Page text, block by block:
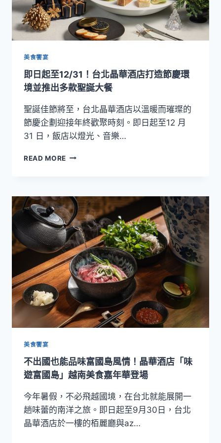
美食饗宴
即日起至12/31！台北晶華酒店打造節慶環
境並推出多款聖誕大餐
聖誕佳節將至，台北晶華酒店以溫暖而璀璨的
節慶企劃迎接年終歡聚時刻。即日起至12 月
31 日，飯店以燈光、音樂…
READ MORE 即
12/31！
台
北
晶
華
酒
店
打
造
節
慶
境
多
款
誕
大
餐
美食饗宴
不出國也能品味富國島風情！晶華酒店「味
遊富國島」越南美食嘉年華登場
今年暑假，不必飛越國境，在台北就能展開一
趟味蕾的南洋之旅。即日起至9月30日，台北
晶華酒店於一樓的栢麗廳與az…